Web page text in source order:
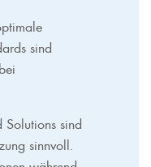
sind
Solutions sind
sinnvoll.